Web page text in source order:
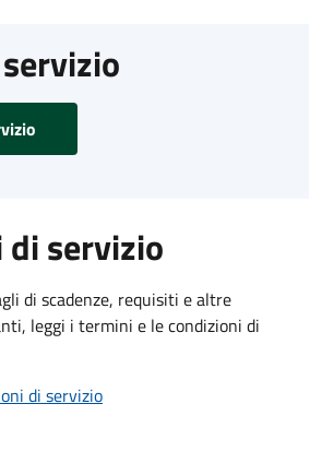
di servizio
di scadenze, requisiti e altre
leggi i termini e le condizioni di
di servizio